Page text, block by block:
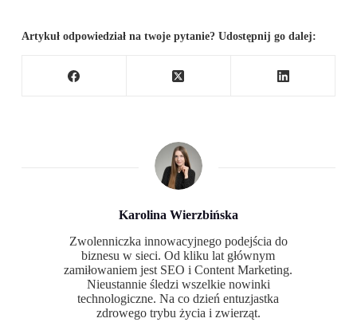
Artykuł odpowiedział na twoje pytanie? Udostępnij go dalej:
Karolina Wierzbińska
Zwolenniczka innowacyjnego podejścia do
biznesu w sieci. Od kliku lat głównym
zamiłowaniem jest SEO i Content Marketing.
Nieustannie śledzi wszelkie nowinki
technologiczne. Na co dzień entuzjastka
zdrowego trybu życia i zwierząt.